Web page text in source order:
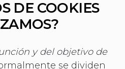
DE COOKIES
y del objetivo de
se dividen